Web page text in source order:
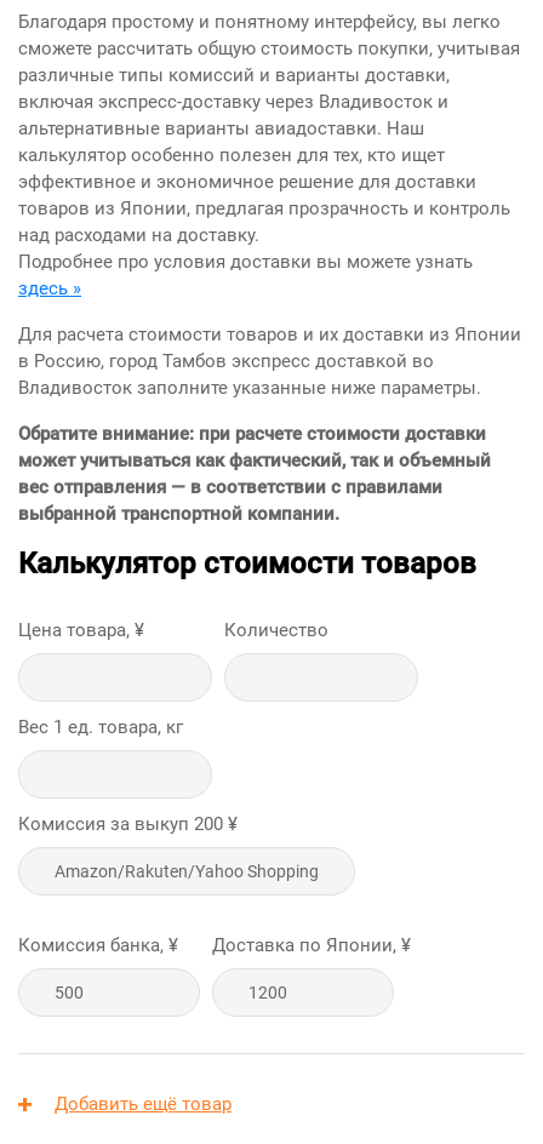
Благодаря простому и понятному интерфейсу, вы легко
сможете рассчитать общую стоимость покупки, учитывая
различные типы комиссий и варианты доставки,
включая экспресс-доставку через Владивосток и
альтернативные варианты авиадоставки. Наш
калькулятор особенно полезен для тех, кто ищет
эффективное и экономичное решение для доставки
товаров из Японии, предлагая прозрачность и контроль
над расходами на доставку.
Подробнее про условия доставки вы можете узнать
здесь »
Для расчета стоимости товаров и их доставки из Японии
в Россию, город Тамбов экспресс доставкой во
Владивосток заполните указанные ниже параметры.
Обратите внимание: при расчете стоимости доставки
может учитываться как фактический, так и объемный
вес отправления — в соответствии с правилами
выбранной транспортной компании.
Калькулятор стоимости товаров
Цена товара, ¥ Количество
Вес 1 ед. товара, кг
Комиссия за выкуп 200 ¥
Комиссия банка, ¥ Доставка по Японии, ¥
Добавить ещё товар